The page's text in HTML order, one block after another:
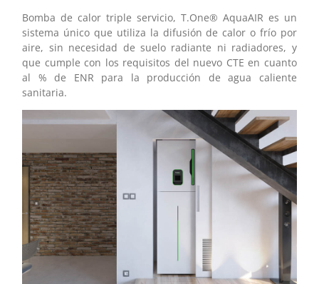
Bomba de calor triple servicio, T.One® AquaAIR es un
sistema único que utiliza la difusión de calor o frío por
aire, sin necesidad de suelo radiante ni radiadores, y
que cumple con los requisitos del nuevo CTE en cuanto
al % de ENR para la producción de agua caliente
sanitaria.